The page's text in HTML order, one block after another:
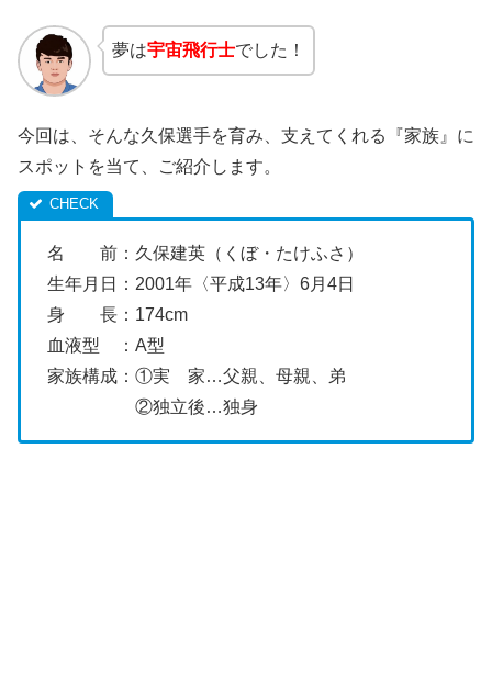
夢は宇宙飛行士でした！
今回は、そんな久保選手を育み、支えてくれる『家族』に
スポットを当て、ご紹介します。
名 前：久保建英（くぼ・たけふさ）
生年月日：2001年〈平成13年〉6月4日
身 長：174cm
血液型 ：A型
家族構成：①実 家…父親、母親、弟
②独立後…独身